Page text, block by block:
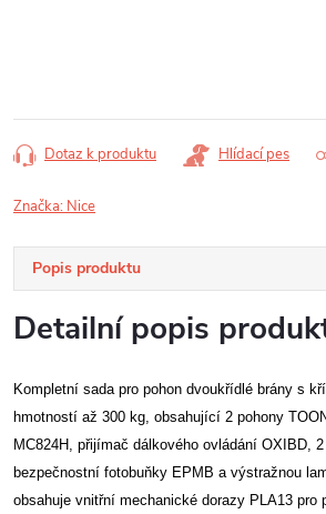
Dotaz k produktu Hlídací pes
Značka: Nice
Popis produktu
Detailní popis
Kompletní sada pro pohon dvoukřídlé brány s
hmotností až 300 kg, obsahující 2 pohony
MC824H, přijímač dálkového ovládání OXIBD,
bezpečnostní fotobuňky EPMB a výstražnou
obsahuje vnitřní mechanické dorazy PLA13 pro